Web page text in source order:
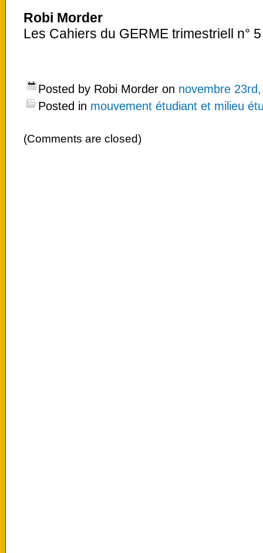
Robi Morder
Les Cahiers du GERME trimestriell n°
Posted by Robi Morder on novembre
Posted in mouvement étudiant et milieu
(Comments are closed)